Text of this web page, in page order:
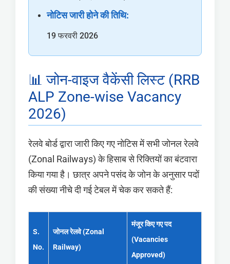
नोटिस जारी होने की तिथि:
19 फरवरी 2026
📊 जोन-वाइज वैकेंसी लिस्ट (RRB
ALP Zone-wise Vacancy
2026)
रेलवे बोर्ड द्वारा जारी किए गए नोटिस में सभी जोनल रेलवे
(Zonal Railways) के हिसाब से रिक्तियों का बंटवारा
किया गया है। छात्र अपने पसंद के जोन के अनुसार पदों
की संख्या नीचे दी गई टेबल में चेक कर सकते हैं:
S.
No.
जोनल रेलवे (Zonal
Railway)
मंजूर किए गए पद
(Vacancies
Approved)